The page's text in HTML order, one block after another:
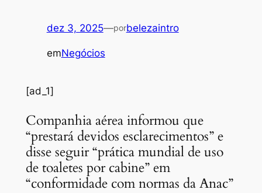
dez 3, 2025—porbelezaintro
emNegócios
[ad_1]
Companhia aérea informou que
“prestará devidos esclarecimentos” e
disse seguir “prática mundial de uso
de toaletes por cabine” em
“conformidade com normas da Anac”